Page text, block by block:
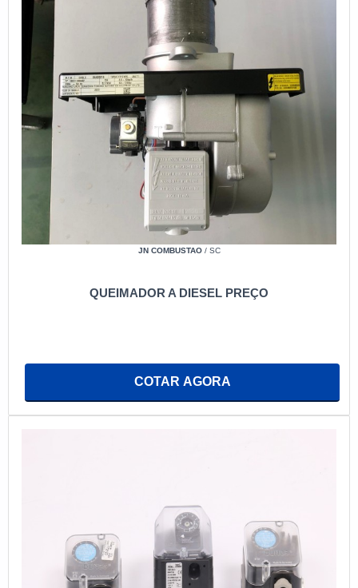
JN COMBUSTAO/ SC
QUEIMADOR A DIESEL PREÇO
COTAR AGORA